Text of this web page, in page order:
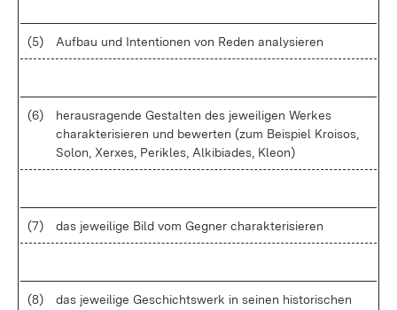
(5) Auf­bau und In­ten­tio­nen von Re­den ana­ly­sie­ren
(6)
her­aus­ra­gen­de Ge­stal­ten des je­wei­li­gen Wer­kes
cha­rak­te­ri­sie­ren und be­wer­ten (zum Bei­spiel Kroi­sos,
So­lon, Xer­xes, Pe­ri­kles, Al­ki­bia­des, Kle­on)
(7) das je­wei­li­ge Bild vom Geg­ner cha­rak­te­ri­sie­ren
(8)
das je­wei­li­ge Ge­schichts­werk in sei­nen his­to­ri­schen